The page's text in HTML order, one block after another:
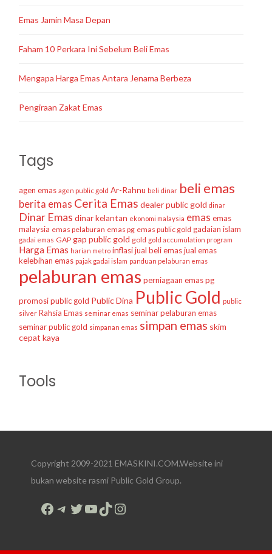
Emas Jamin Masa Depan
Faham 10 Perkara Ini Sebelum Beli Emas
Mengapa Harga Emas Antara Jenama Berbeza
Pengiraan Zakat Emas
Tags
agen emas agen public gold Ar-Rahnu beli dinar beli emas
berita emas Cerita Emas dealer public gold dinar
Dinar Emas dinar kelantan ekonomi malaysia emas emas
malaysia emas pelaburan emas pg emas public gold gadaian islam
gadai emas GAP gap public gold gold gold accumulation program
Harga Emas harian metro inflasijual beli emasjual emas
kelebihan emas pajak gadai islam panduan pelaburan emas
pelaburan emas perniagaan emaspg
promosi public gold Public Dina Public Gold public
silver Rahsia Emas seminar emas seminar pelaburan emas
seminar public gold simpanan emas simpan emas skim
cepat kaya
Tools
Copyright 2009-2021 EMASKINI.COM.Website ini
bukan website rasmi Public Gold Group.
Facebook
Telegram
Twitter
YouTube
TikTok
Instagram